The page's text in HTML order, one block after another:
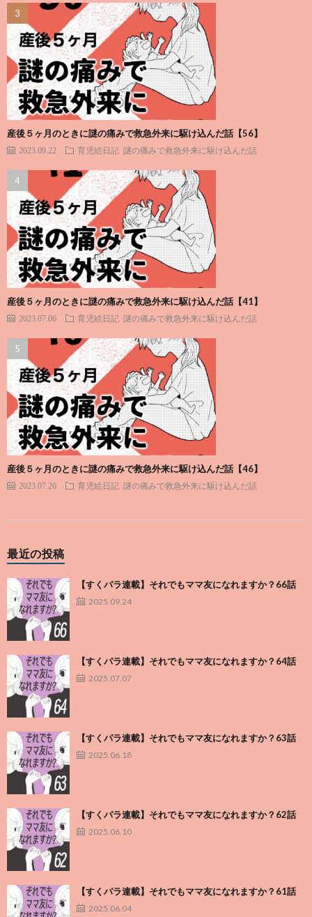
産後５ヶ月のときに謎の痛みで救急外来に駆け込んだ話【56】
2023.09.22 育児絵日記 謎の痛みで救急外来に駆け込んだ話
産後５ヶ月のときに謎の痛みで救急外来に駆け込んだ話【41】
2023.07.06 育児絵日記 謎の痛みで救急外来に駆け込んだ話
産後５ヶ月のときに謎の痛みで救急外来に駆け込んだ話【46】
2023.07.26 育児絵日記 謎の痛みで救急外来に駆け込んだ話
最近の投稿
【すくパラ連載】それでもママ友になれますか？66話
2025.09.24
【すくパラ連載】それでもママ友になれますか？64話
2025.07.07
【すくパラ連載】それでもママ友になれますか？63話
2025.06.18
【すくパラ連載】それでもママ友になれますか？62話
2025.06.10
【すくパラ連載】それでもママ友になれますか？61話
2025.06.04